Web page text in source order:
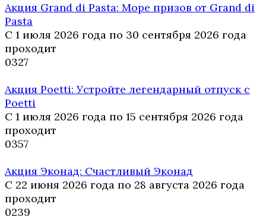
Акция Grand di Pasta: Море призов от Grand di
Pasta
С 1 июля 2026 года по 30 сентября 2026 года
проходит
0327
Акция Poetti: Устройте легендарный отпуск с
Poetti
С 1 июля 2026 года по 15 сентября 2026 года
проходит
0357
Акция Эконад: Счастливый Эконад
С 22 июня 2026 года по 28 августа 2026 года
проходит
0239